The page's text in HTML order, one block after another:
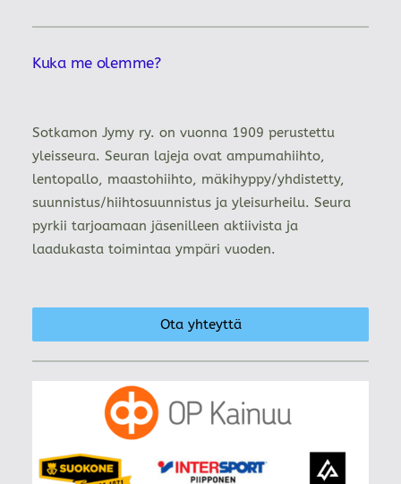
Kuka me olemme?
Sotkamon Jymy ry. on vuonna 1909 perustettu
yleisseura. Seuran lajeja ovat ampumahiihto,
lentopallo, maastohiihto, mäkihyppy/yhdistetty,
suunnistus/hiihtosuunnistus ja yleisurheilu. Seura
pyrkii tarjoamaan jäsenilleen aktiivista ja
laadukasta toimintaa ympäri vuoden.
Ota yhteyttä